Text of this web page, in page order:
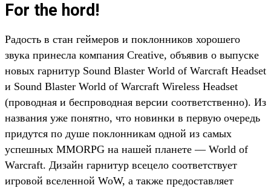
For the hord!
Радость в стан геймеров и поклонников хорошего
звука принесла компания Creative, объявив о выпуске
новых гарнитур Sound Blaster World of Warcraft Headset
и Sound Blaster World of Warcraft Wireless Headset
(проводная и беспроводная версии соответственно). Из
названия уже понятно, что новинки в первую очередь
придутся по душе поклонникам одной из самых
успешных MMORPG на нашей планете — World of
Warcraft. Дизайн гарнитур всецело соответствует
игровой вселенной WoW, а также предоставляет